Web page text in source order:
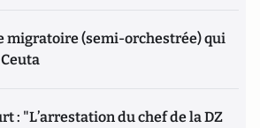
migratoire (semi-orchestrée) qui
: "L’arrestation du chef de la DZ